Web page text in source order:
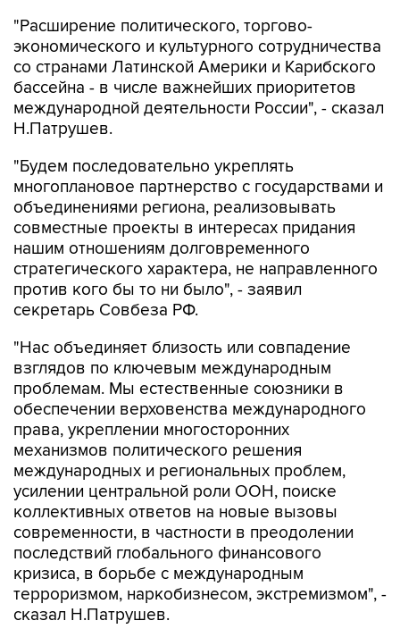
"Расширение политического, торгово-
экономического и культурного сотрудничества
со странами Латинской Америки и Карибского
бассейна - в числе важнейших приоритетов
международной деятельности России", - сказал
Н.Патрушев.
"Будем последовательно укреплять
многоплановое партнерство с государствами и
объединениями региона, реализовывать
совместные проекты в интересах придания
нашим отношениям долговременного
стратегического характера, не направленного
против кого бы то ни было", - заявил
секретарь Совбеза РФ.
"Нас объединяет близость или совпадение
взглядов по ключевым международным
проблемам. Мы естественные союзники в
обеспечении верховенства международного
права, укреплении многосторонних
механизмов политического решения
международных и региональных проблем,
усилении центральной роли ООН, поиске
коллективных ответов на новые вызовы
современности, в частности в преодолении
последствий глобального финансового
кризиса, в борьбе с международным
терроризмом, наркобизнесом, экстремизмом", -
сказал Н.Патрушев.